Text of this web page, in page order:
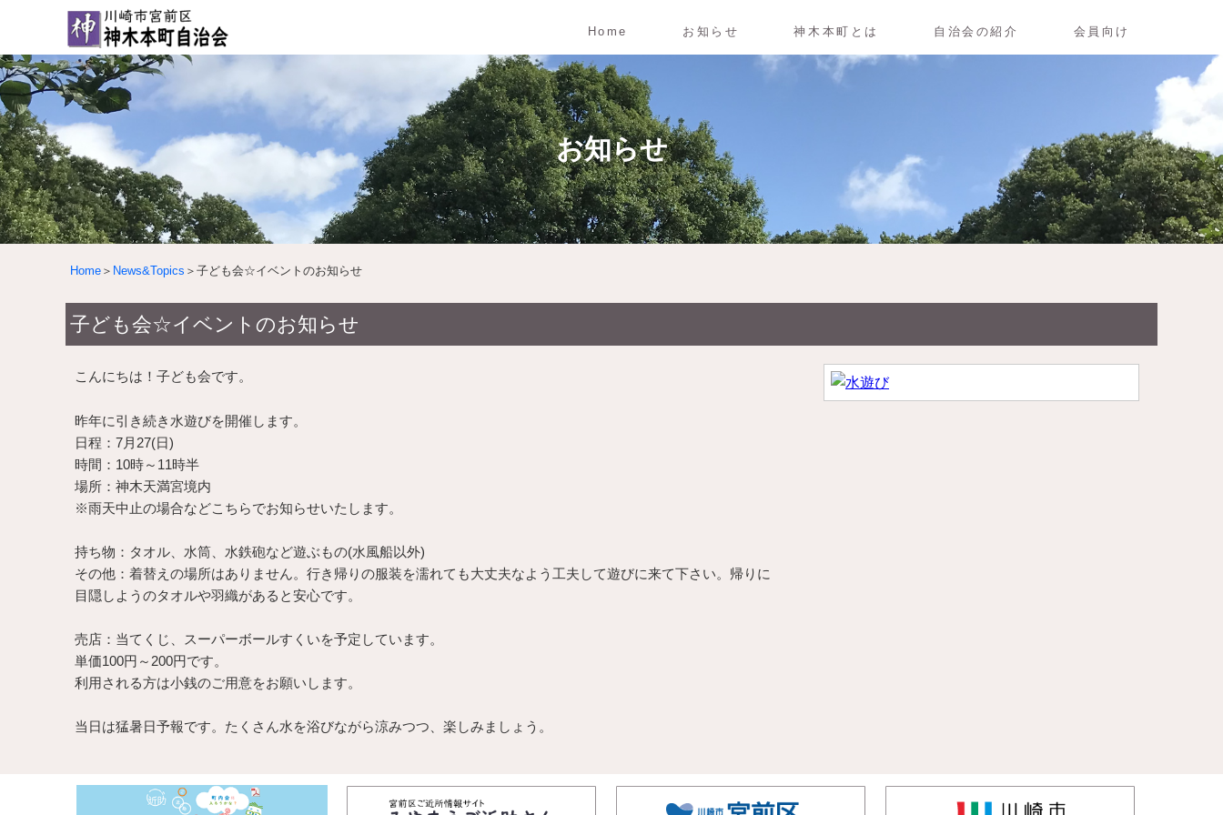
Home お知らせ 神木本町とは 自治会の紹介 会員向け
お知らせ
Home ＞ News&Topics ＞子ども会☆イベントのお知らせ
子ども会☆イベントのお知らせ
こんにちは！子ども会です。
昨年に引き続き水遊びを開催します。
日程：7月27(日)
時間：10時～11時半
場所：神木天満宮境内
※雨天中止の場合などこちらでお知らせいたします。
持ち物：タオル、水筒、水鉄砲など遊ぶもの(水風船以外)
その他：着替えの場所はありません。行き帰りの服装を濡れても大丈夫なよう工夫して遊びに来て下さい。帰りに
目隠しようのタオルや羽織があると安心です。
売店：当てくじ、スーパーボールすくいを予定しています。
単価100円～200円です。
利用される方は小銭のご用意をお願いします。
当日は猛暑日予報です。たくさん水を浴びながら涼みつつ、楽しみましょう。